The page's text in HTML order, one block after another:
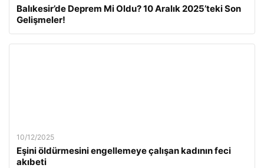
Balıkesir’de Deprem Mi Oldu? 10 Aralık 2025’teki Son
Gelişmeler!
10/12/2025
Eşini öldürmesini engellemeye çalışan kadının feci
akıbeti